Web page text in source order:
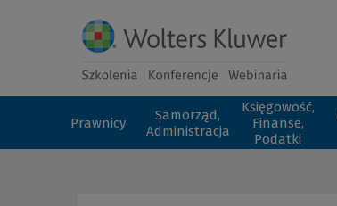
Prawnicy
Samorząd,
Administracja
Księgowość,
Finanse,
Podatki